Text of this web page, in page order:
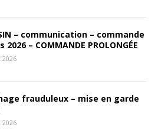
– communication – commande
– COMMANDE PROLONGÉE
frauduleux – mise en garde